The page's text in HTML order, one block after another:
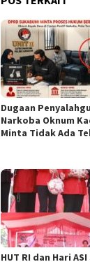
Dugaan
Narkoba Oknum
Minta Tidak Ada
HUT RI dan Hari